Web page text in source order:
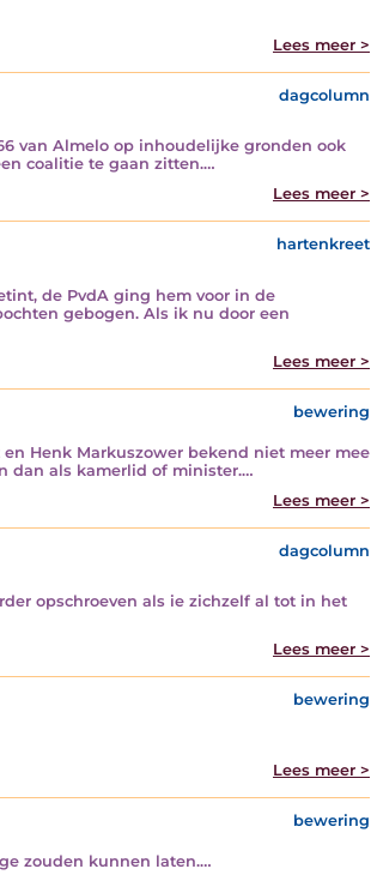
Lees meer >
dagcolumn
van Almelo op inhoudelijke gronden ook
coalitie te gaan zitten.…
Lees meer >
hartenkreet
de PvdA ging hem voor in de
gebogen. Als ik nu door een
Lees meer >
bewering
Henk Markuszower bekend niet meer mee
dan als kamerlid of minister.…
Lees meer >
dagcolumn
opschroeven als ie zichzelf al tot in het
Lees meer >
bewering
Lees meer >
bewering
zouden kunnen laten.…